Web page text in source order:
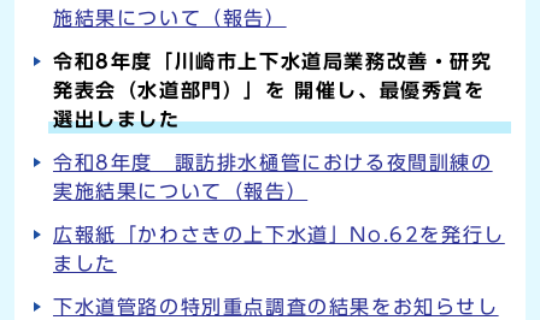
施結果について（報告）
令和8年度「川崎市上下水道局業務改善・研究
発表会（水道部門）」を 開催し、最優秀賞を
選出しました
令和8年度 諏訪排水樋管における夜間訓練の
実施結果について（報告）
広報紙「かわさきの上下水道」No.62を発行し
ました
下水道管路の特別重点調査の結果をお知らせし